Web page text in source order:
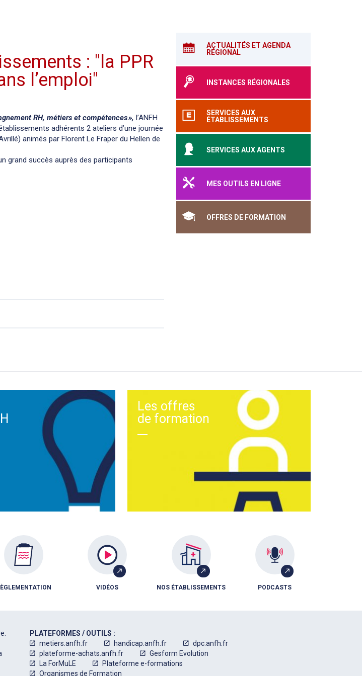
ACTUALITÉS ET AGENDA
RÉGIONAL
INSTANCES RÉGIONALES
SERVICES AUX
ÉTABLISSEMENTS
SERVICES AUX AGENTS
MES OUTILS EN LIGNE
OFFRES DE FORMATION
: "la PPR
l’emploi"
RH, métiers et compétences », l’ANFH
adhérents 2 ateliers d’une journée
animés par Florent Le Fraper du Hellen de
grand succès auprès des participants
Les offres
de formation
VIDÉOS NOS ÉTABLISSEMENTS PODCASTS
PLATEFORMES / OUTILS :
metiers.anfh.fr
handicap.anfh.fr
dpc.anfh.fr
plateforme-achats.anfh.fr
Gesform Evolution
La ForMuLE
Plateforme e-formations
Organismes de Formation